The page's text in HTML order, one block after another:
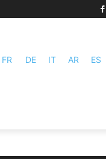
FR DE IT AR ES